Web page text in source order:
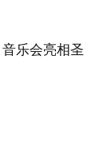
音乐会亮相圣